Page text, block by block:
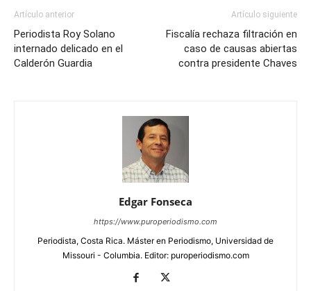
Artículo anterior
Periodista Roy Solano
internado delicado en el
Calderón Guardia
Artículo siguiente
Fiscalía rechaza filtración en
caso de causas abiertas
contra presidente Chaves
Edgar Fonseca
https://www.puroperiodismo.com
Periodista, Costa Rica. Máster en Periodismo, Universidad de
Missouri - Columbia. Editor: puroperiodismo.com